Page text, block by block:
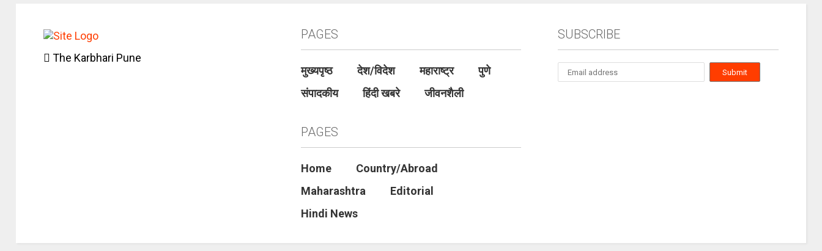
The Karbhari Pune
PAGES
मुख्यपृष्ठ देश/विदेश महाराष्ट्र
पुणे
संपादकीय
हिंदी खबरे जीवनशैली
PAGES
Home
Country/Abroad
Maharashtra
Editorial
Hindi News
SUBSCRIBE